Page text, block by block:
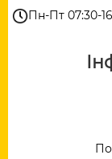
Пн-Пт 07:30-